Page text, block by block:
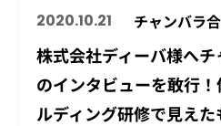
2020.10.21 チャンバラ
株式会社ディーバ様へ
のインタビューを敢行
ルディング研修で見えた